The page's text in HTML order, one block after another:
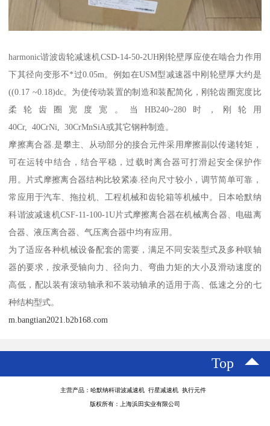
harmonic谐波齿轮减速机CSD-14-50-2UH刚轮壁厚应使在啮合力作用
下其径向变形不*过0.05m。例如在USM型减速器中刚轮壁厚大约是
((0.17 ~0.18)dc。为使传动装置的制造和装配简化，刚轮齿圈宽度比
柔轮齿圈宽度宽。当HB240~280时，刚轮用
40Cr, 40CrNi, 30CrMnSiA或其它钢种制造。
摩擦离合器.是攀主、从动部分的接合元件采用摩擦副以传递转矩，
可在运转中结合，结合平稳，过载时离合器可打滑起安全保护作
用。片式摩擦离合器结构比较紧凑.径向尺寸较小，调节简单可靠，
常应用于汽车、拖拉机、工程机械和齿轮箱等机械中。日本哈默纳
科谐波减速机CSF-11-100-1U片式摩擦离合器在机械离合器、电磁离
合器、液压离合器、气压离合器中均有应用。
为了适应各种机械设备配套的需要，满足不同安装型式及多种联轴
器的要求，按承受轴向力、径向力、弯曲力矩的大小及滑动速度的
高低，配以装有滚动轴承和不装动轴承的适用于高、低速之分的七
种结构型式。
m.bangtian2021.b2b168.com
Top
主营产品：哈默纳科谐波减速机 行星减速机 执行元件
版权所有：上海浜田实业有限公司